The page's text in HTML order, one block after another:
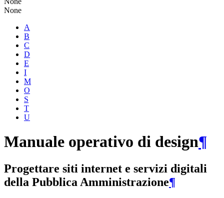
None
A
B
C
D
E
I
M
O
S
T
U
Manuale operativo di design¶
Progettare siti internet e servizi digitali
della Pubblica Amministrazione¶